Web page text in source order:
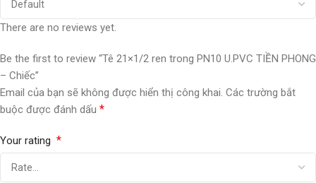
There are no reviews yet.
Be the first to review “Tê 21×1/2 ren trong PN10 U.PVC TIỀN PHONG
– Chiếc”
Email của bạn sẽ không được hiển thị công khai. Các trường bắt
buộc được đánh dấu *
Your rating *